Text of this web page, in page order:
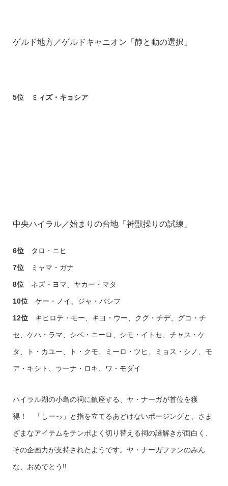
ゲルド地方／ゲルドキャニオン「静と動の選択」
5位 ミィズ・キョシア
中央ハイラル／始まりの台地「神獣操りの試練」
6位 タロ・ニヒ
7位 ミャマ・ガナ
8位 ネズ・ヨマ、ヤカー・マタ
10位 ケー・ノイ、ジャ・バシフ
12位キヒロテ・モー、キヨ・ウー、クグ・チデ、グコ・チ
セ、ケハ・ラマ、シベ・ニーロ、シモ・イトセ、チャス・ケ
タ、ト・カユー、ト・クモ、ミーロ・ツヒ、ミョス・シノ、モ
ア・キシト、ラーナ・ロキ、ワ・モダイ
ハイラル湖の小島の祠に鎮座する、ヤ・ナーガが首位を獲
得！ 「しーっ」と指を立てるあどけないポージングと、さま
ざまなアイテムをテンポよく切り替える祠の謎解きが面白く、
その企画力が支持されたようです。ヤ・ナーガファンのみん
な、おめでとう!!